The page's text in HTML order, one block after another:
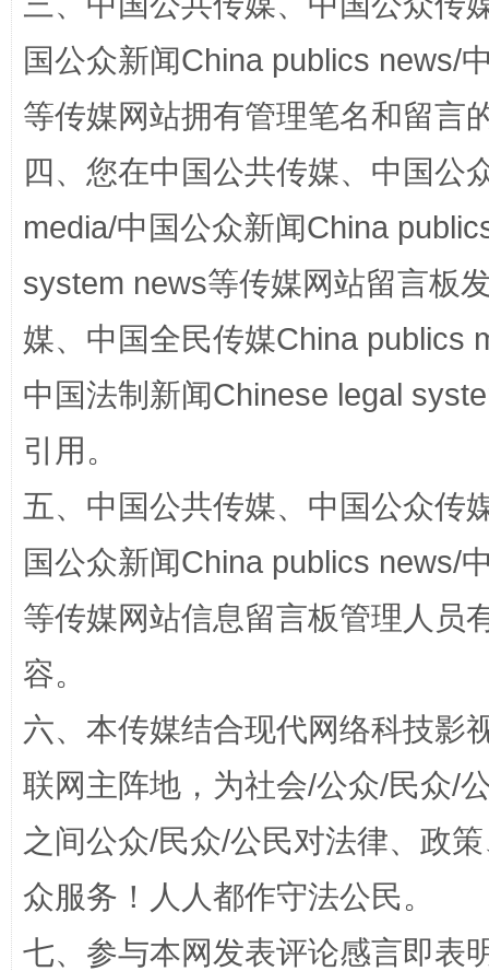
揭开“小金库”的免责幌子
受贿1.44亿！段成刚被判无期 从幼
国公众新闻China publics news/
等传媒网站拥有管理笔名和留言
四、您在中国公共传媒、中国公
media/中国公众新闻China
system news等传媒网站留言板
媒、中国全民传媒China publics
中国法制新闻Chinese legal
引用。
五、中国公共传媒、中国公众传
国公众新闻China publics news/
等传媒网站信息留言板管理人员
容。
六、本传媒结合现代网络科技影
联网主阵地，为社会/公众/民众/
之间公众/民众/公民对法律、政
众服务！人人都作守法公民。
七、参与本网发表评论感言即表